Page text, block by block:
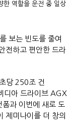
한 역할을 운전 중 일상
보는 빈도를 줄여
전하고 편안한 드라
당 250조 건
디아 드라이브 AGX
과 이번에 새로 도
제미나이를 더 창의